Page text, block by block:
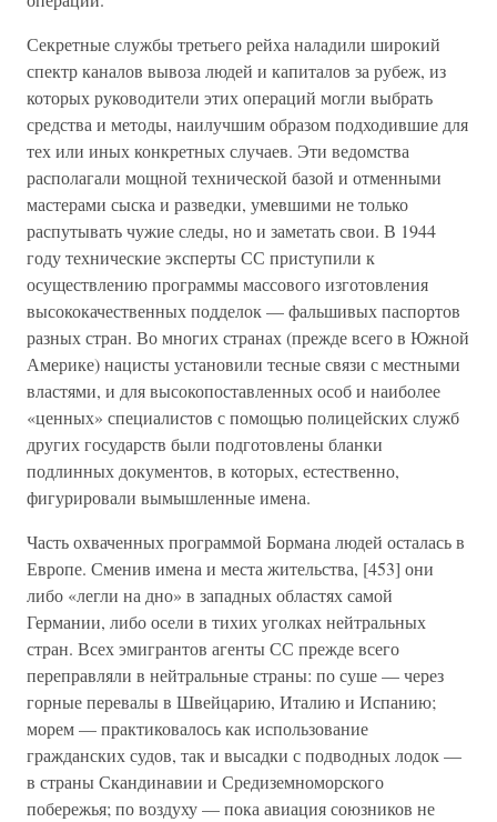
Секретные службы третьего рейха наладили широкий
спектр каналов вывоза людей и капиталов за рубеж, из
которых руководители этих операций могли выбрать
средства и методы, наилучшим образом подходившие для
тех или иных конкретных случаев. Эти ведомства
располагали мощной технической базой и отменными
мастерами сыска и разведки, умевшими не только
распутывать чужие следы, но и заметать свои. В 1944
году технические эксперты СС приступили к
осуществлению программы массового изготовления
высококачественных подделок — фальшивых паспортов
разных стран. Во многих странах (прежде всего в Южной
Америке) нацисты установили тесные связи с местными
властями, и для высокопоставленных особ и наиболее
«ценных» специалистов с помощью полицейских служб
других государств были подготовлены бланки
подлинных документов, в которых, естественно,
фигурировали вымышленные имена.
Часть охваченных программой Бормана людей осталась в
Европе. Сменив имена и места жительства, [453] они
либо «легли на дно» в западных областях самой
Германии, либо осели в тихих уголках нейтральных
стран. Всех эмигрантов агенты СС прежде всего
переправляли в нейтральные страны: по суше — через
горные перевалы в Швейцарию, Италию и Испанию;
морем — практиковалось как использование
гражданских судов, так и высадки с подводных лодок —
в страны Скандинавии и Средиземноморского
побережья; по воздуху — пока авиация союзников не